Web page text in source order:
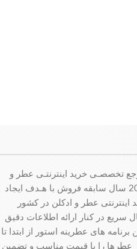
تخصصـی خرید اینترنتـی عطر و
ادکلن و آرایشی بهداشتی با بیش از 20 سال سابقه فروش با هـدف ایجاد
عطر و ادکلن در کشور
در کنار ارائه اطلاعات دقیق
های عطرینه استور از ابتدا تا
عطرها را با قیمت مناسب و تضمین